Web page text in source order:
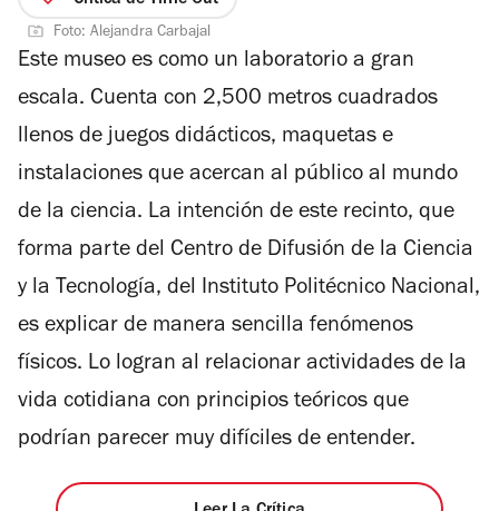
estrellas
Foto: Alejandra Carbajal
Este museo es como un laboratorio a gran
escala. Cuenta con 2,500 metros cuadrados
llenos de juegos didácticos, maquetas e
instalaciones que acercan al público al mundo
de la ciencia. La intención de este recinto, que
forma parte del Centro de Difusión de la Ciencia
y la Tecnología, del Instituto Politécnico Nacional,
es explicar de manera sencilla fenómenos
físicos. Lo logran al relacionar actividades de la
vida cotidiana con principios teóricos que
podrían parecer muy difíciles de entender.